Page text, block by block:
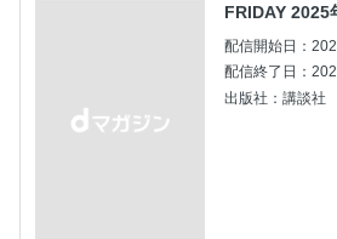
FRIDAY 2025
配信開始日：
配信終了日：
出版社：講談社